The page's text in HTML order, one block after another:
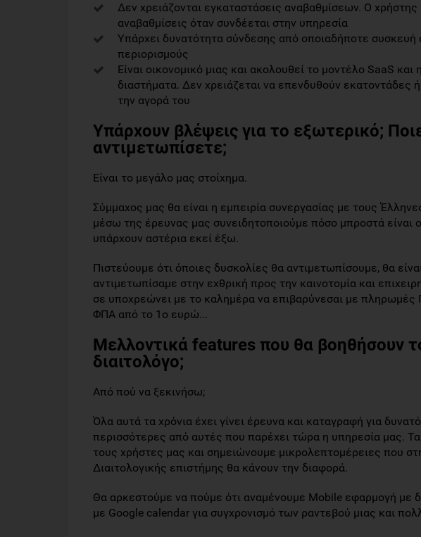
Δεν χρειάζονται εγκαταστάσεις αναβαθμίσεων. Ο χρήστης
αναβαθμίσεις όταν συνδέεται στην υπηρεσία
Υπάρχει δυνατότητα σύνδεσης από οποιαδήποτε συσκευή
περιορισμούς
Είναι οικονομικό μιας και ακολουθεί το μοντέλο SaaS
διαστήματα. Δεν χρειάζεται να επενδυθούν εκατοντάδες
την αγορά του
Υπάρχουν βλέψεις για το εξωτερικό;
αντιμετωπίσετε;
Είναι το μεγάλο μας στοίχημα.
Σύμμαχος μας θα είναι η εμπειρία συνεργασίας με τους
μέσω της έρευνας μας συνειδητοποιούμε πόσο μπροστά
υπάρχουν αστέρια εκεί έξω.
Πιστεύουμε ότι όποιες δυσκολίες θα αντιμετωπίσουμε, θα
αντιμετωπίσαμε στην εχθρική προς την καινοτομία και
σε υποχρεώνει με το καλημέρα να επιβαρύνεσαι με
ΦΠΑ από το 1ο ευρώ...
Μελλοντικά features που θα βοηθήσουν
διαιτολόγο;
Από πού να ξεκινήσω;
Όλα αυτά τα χρόνια έχει γίνει έρευνα και καταγραφή για
περισσότερες από αυτές που παρέχει τώρα η υπηρεσία μας.
τους χρήστες μας και σημειώνουμε μικρολεπτομέρειες που
Διαιτολογικής επιστήμης θα κάνουν την διαφορά.
Θα αρκεστούμε να πούμε ότι αναμένουμε Mobile εφαρμογή με
με Google calendar για συγχρονισμό των ραντεβού μιας και